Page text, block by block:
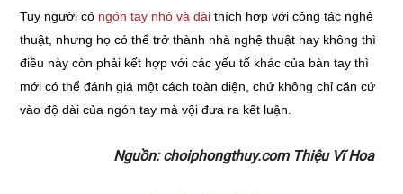
Tuy người có ngón tay nhỏ và dài thích hợp với công tác nghệ
thuật, nhưng họ có thể trở thành nhà nghệ thuật hay không thì
điều này còn phải kết hợp với các yếu tố khác của bàn tay thì
mới có thể đánh giá một cách toàn diện, chứ không chỉ căn cứ
vào độ dài của ngón tay mà vội đưa ra kết luận.
Nguồn: choiphongthuy.com Thiệu Vĩ Hoa